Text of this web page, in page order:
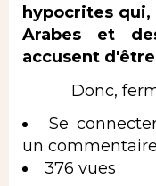
hypocrites qui,
Arabes et
accusent
Donc,
Se
un commentaire
376 vues